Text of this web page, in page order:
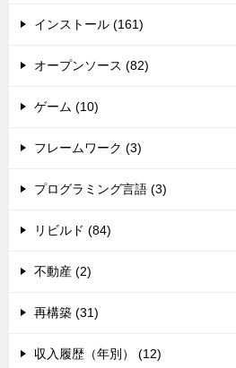
インストール (161)
オープンソース (82)
ゲーム (10)
フレームワーク (3)
プログラミング言語 (3)
リビルド (84)
不動産 (2)
再構築 (31)
収入履歴（年別） (12)